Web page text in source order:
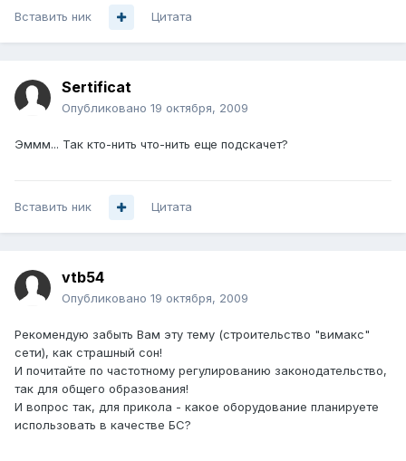
Вставить ник Цитата
Sertificat
Опубликовано 19 октября, 2009
Эммм... Так кто-нить что-нить еще подскачет?
Вставить ник Цитата
vtb54
Опубликовано 19 октября, 2009
Рекомендую забыть Вам эту тему (строительство "вимакс"
сети), как страшный сон!
И почитайте по частотному регулированию законодательство,
так для общего образования!
И вопрос так, для прикола - какое оборудование планируете
использовать в качестве БС?